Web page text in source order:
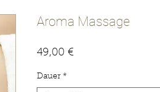
Aroma Massage
49,00 €
Dauer *